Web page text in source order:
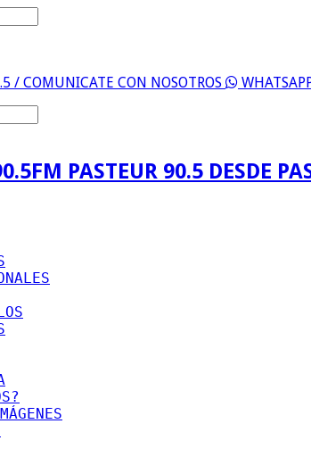
/ COMUNICATE CON NOSOTROS
FM PASTEUR 90.5 DESDE